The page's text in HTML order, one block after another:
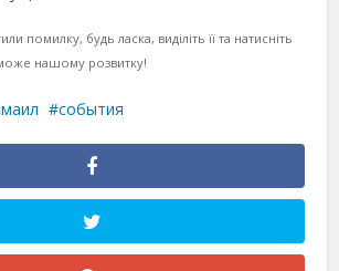
помилку, будь ласка, виділіть її та натисніть
нашому розвитку!
события